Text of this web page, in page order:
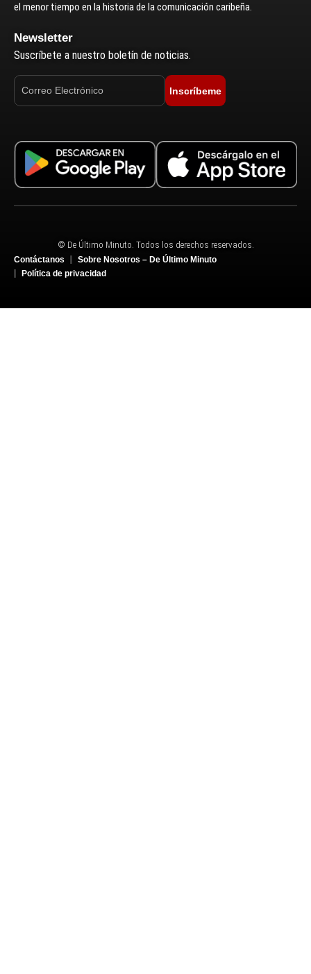
el menor tiempo en la historia de la comunicación caribeña.
Newsletter
Suscríbete a nuestro boletín de noticias.
Inscríbeme
© De Último Minuto. Todos los derechos reservados.
Contáctanos
Sobre Nosotros – De Último Minuto
Política de privacidad